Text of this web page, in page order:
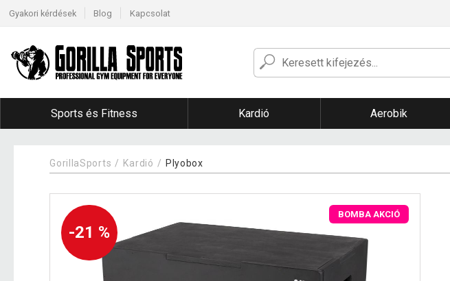
Gyakori kérdések Blog Kapcsolat
Sports és Fitness Kardió Aerobik
GorillaSports Kardió Plyobox
-21 %
BOMBA AKCIÓ